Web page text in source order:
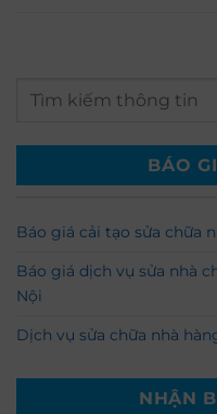
BÁO
Báo giá cải tạo sửa chữa
Báo giá dịch vụ sửa nhà
Nội
Dịch vụ sửa chữa nhà
NHẬN